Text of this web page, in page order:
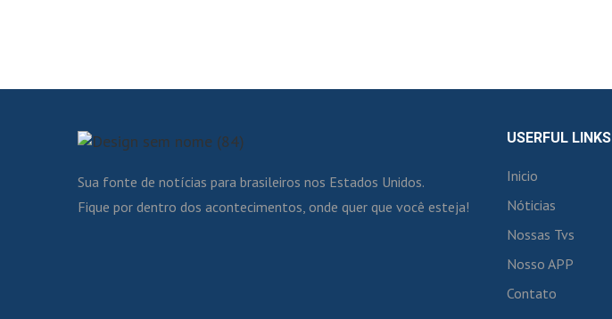
Sua fonte de notícias para brasileiros nos Estados Unidos.
Fique por dentro dos acontecimentos, onde quer que você esteja!
USERFUL LINKS
Inicio
Nóticias
Nossas Tvs
Nosso APP
Contato